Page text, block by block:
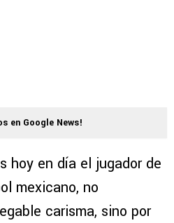
en Google News!
hoy en día el jugador de
mexicano, no
carisma, sino por